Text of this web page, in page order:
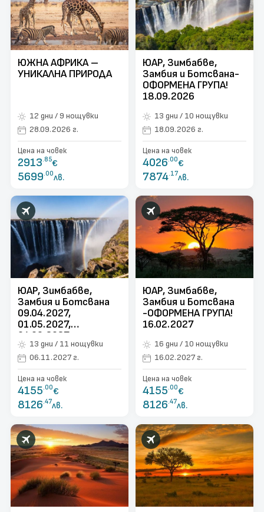
За нас
Правила за сайта
Политика за
поверителност
Блог
Контакти
Запитване
ЮЖНА АФРИКА –
УНИКАЛНА ПРИРОДА
12 дни / 9 нощувки
28.09.2026 г.
Цена на човек
2913 .85€
5699 .00лв.
ЮАР, Зимбабве,
Замбия и Ботсвана-
ОФОРМЕНА ГРУПА!
18.09.2026
13 дни / 10 нощувки
18.09.2026 г.
Цена на човек
4026 .00€
7874 .17лв.
ЮАР, Зимбабве,
Замбия и Ботсвана
09.04.2027,
01.05.2027,
04.09.2027,
09.10.2027,
06.11.2027
13 дни / 11 нощувки
06.11.2027 г.
Цена на човек
4155.00€
8126.47лв.
ЮАР, Зимбабве,
Замбия и Ботсвана
-ОФОРМЕНА ГРУПА!
16.02.2027
16 дни / 10 нощувки
16.02.2027 г.
Цена на човек
4155.00€
8126.47лв.